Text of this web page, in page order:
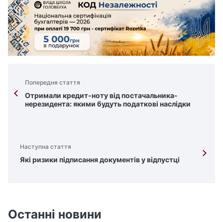
Попередня стаття
Отримали кредит-ноту від постачальника-
нерезидента: якими будуть податкові наслідки
Наступна стаття
Які ризики підписання документів у відпустці
Останні новини